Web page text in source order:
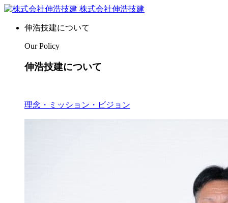
株式会社伸浩技建
伸浩技建について
Our Policy
伸浩技建について
理念・ミッション・ビジョン